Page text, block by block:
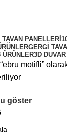
PANELLERI
GERGI
ÜRÜNLER3D
motifli”
göster